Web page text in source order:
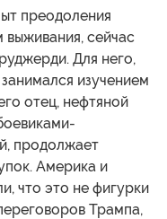
преодоления
выживания, сейчас
Для него,
изучением
отец, нефтяной
продолжает
Америка и
что это не фигурки
Трампа,